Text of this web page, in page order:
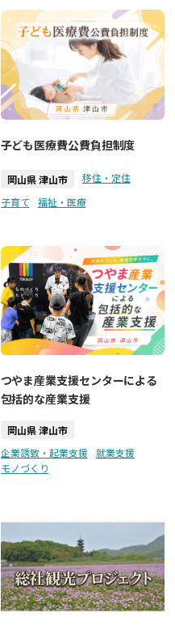
子ども医療費公費負担制度
岡山県 津山市
移住・定住
子育て
福祉・医療
つやま産業支援センターによる
包括的な産業支援
岡山県 津山市
企業誘致・起業支援
就業支援
モノづくり